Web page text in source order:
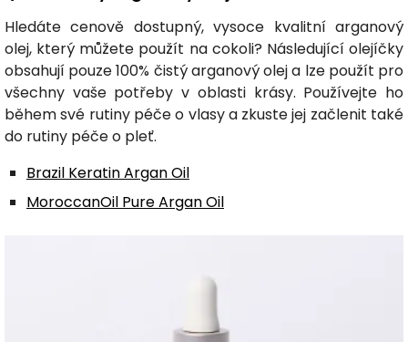
Hledáte cenově dostupný, vysoce kvalitní arganový
olej, který můžete použít na cokoli? Následující olejíčky
obsahují pouze 100% čistý arganový olej a lze použít pro
všechny vaše potřeby v oblasti krásy. Používejte ho
během své rutiny péče o vlasy a zkuste jej začlenit také
do rutiny péče o pleť.
Brazil Keratin Argan Oil
MoroccanOil Pure Argan Oil